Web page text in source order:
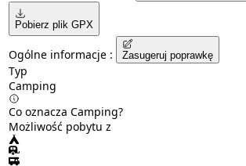
Pobierz plik GPX
Ogólne informacje : Zasugeruj poprawkę
Typ
Camping
Co oznacza Camping?
Możliwość pobytu z